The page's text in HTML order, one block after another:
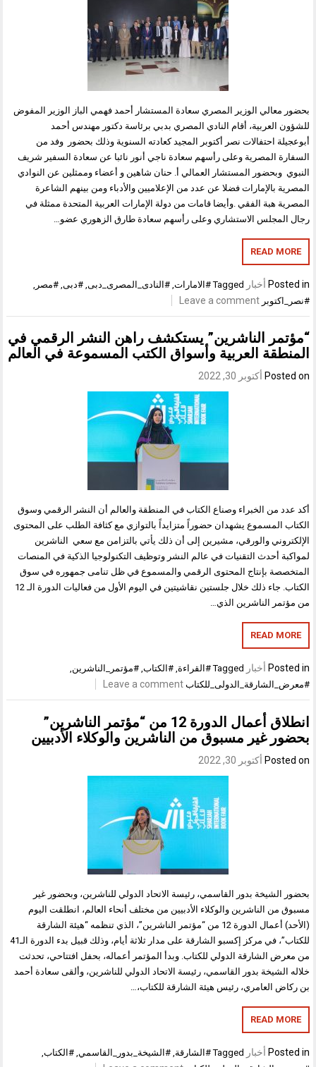
الوزير المصري سعادة المستشار أحمد فهمي الباز الوزير المفوض
العربية، أقام النادي المصري بدبي برئاسة دكتور مهندس أحمد
احتفالات نصر أكتوبر المجيد كعادته السنوية وذلك بحضور وفد من
المصرية وعلى رأسهم سعادة ناجي أنور نائبا عن سعادة السفير شريف
وبحضور المستشار العمالي أ. حنان شاهين و أعضاء وممثلين عن النوادي
بالإمارات فضلا عن عدد من الإعلاميين والأدباء ومن بينهم الشاعرة
هبة الفقي .وأيضا قامات من دولة الإمارات العربية المتحدة ممثلة في
الاستشاري وعلى رأسهم سعادة طارق الزهوري عضو…
READ
أخبار Tagged #الامارات,#النادى_المصرى_دبى,#دبى,#مصر ,
Leave a comment
الناشرين” يستكشف راهن النشر الرقمي في
العربية وأسواق الكتب المسموعة في العالم
أكتوبر 30, 2022
من الخبراء وصناع الكتاب في المنطقة والعالم أن النشر الرقمي وسوق
المسموع يشهدان حضوراً متزايداً بالتوازي مع كثافة الطلب على المحتوى
والورقي، مشيرين إلى أن ذلك يأتي بالتزامن مع سعي الناشرين
أحدث التقنيات في عالم النشر وتوظيف التكنولوجيا الذكية في المنصات
بإنتاج المحتوى الرقمي والمسموع في ظل تنامى جمهوره في سوق
الكتاب. جاء ذلك خلال جلستين نقاشيتين في اليوم الأول من فعاليات الدورة الـ 12
الناشرين الذي…
READ
أخبار Tagged #القراءة,#الكتاب,#مؤتمر_الناشرين,
Leave a comment
انطلاق أعمال الدورة 12 من “مؤتمر الناشرين”
غير مسبوق من الناشرين والوكلاء الأدبيين
أكتوبر 30, 2022
بدور القاسمي، رئيسة الاتحاد الدولي للناشرين، وبحضور غير
الناشرين والوكلاء الأدبيين من مختلف أنحاء العالم، انطلقت اليوم
(الأحد) أعمال الدورة 12 من “مؤتمر الناشرين”، الذي تنظمه “هيئة الشارقة
للكتاب”، في مركز إكسبو الشارقة على مدار ثلاثة أيام، وذلك قبيل بدء الدورة الـ41
الشارقة الدولي للكتاب. وبدأ المؤتمر أعماله، بحفل افتتاحي، تحدثت
بدور القاسمي، رئيسة الاتحاد الدولي للناشرين، وألقى سعادة أحمد
العامري، رئيس هيئة الشارقة للكتاب،…
READ
أخبار Tagged #الشارقة,#الشيخة_بدور_القاسمي,#الكتاب,